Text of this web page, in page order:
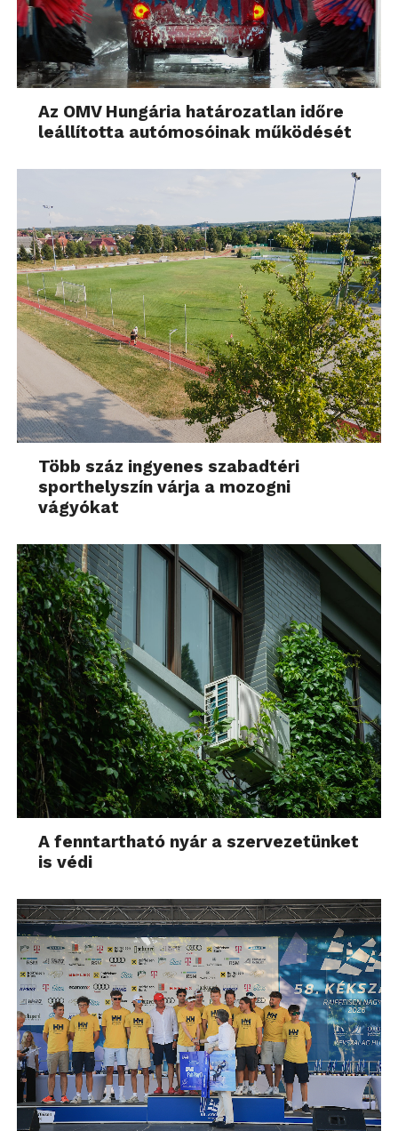
Az OMV Hungária határozatlan időre
leállította autómosóinak működését
Több száz ingyenes szabadtéri
sporthelyszín várja a mozogni
vágyókat
A fenntartható nyár a szervezetünket
is védi